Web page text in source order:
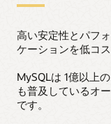
高い安定性とパフ
ケーションを低コ
MySQLは 1億以上
も普及しているオ
です。